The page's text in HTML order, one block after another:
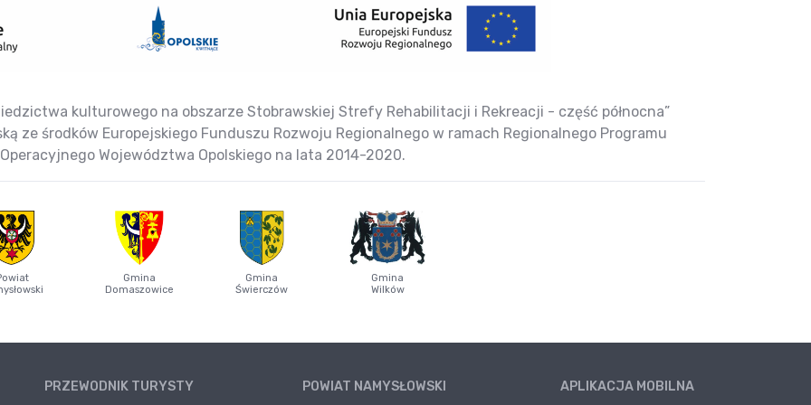
kulturowego na obszarze Stobrawskiej Strefy Rehabilitacji i Rekreacji - część północna”
ze środków Europejskiego Funduszu Rozwoju Regionalnego w ramach Regionalnego Programu
Operacyjnego Województwa Opolskiego na lata 2014-2020.
Gmina
Domaszowice
Gmina
Świerczów
Gmina
Wilków
PRZEWODNIK TURYSTY
POWIAT NAMYSŁOWSKI
APLIKACJA MOBILNA